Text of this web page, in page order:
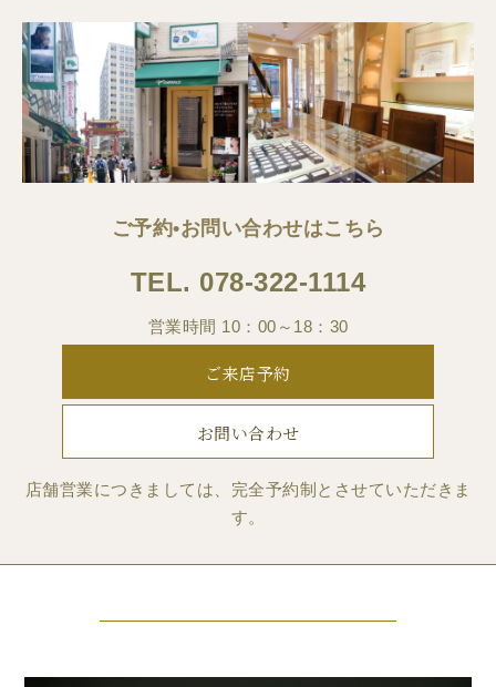
ご予約•お問い合わせはこちら
TEL. 078-322-1114
営業時間 10：00～18：30
ご来店予約
お問い合わせ
店舗営業につきましては、完全予約制とさせていただきま
す。